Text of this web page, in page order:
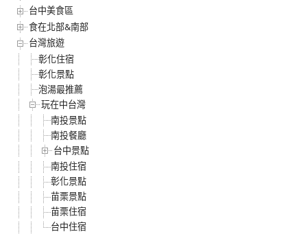
台中美食區
食在北部&南部
台灣旅遊
彰化住宿
彰化景點
泡湯最推薦
玩在中台灣
南投景點
南投餐廳
台中景點
南投住宿
彰化景點
苗栗景點
苗栗住宿
台中住宿